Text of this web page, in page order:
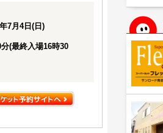
7月4日(日)
(最終入場16時30